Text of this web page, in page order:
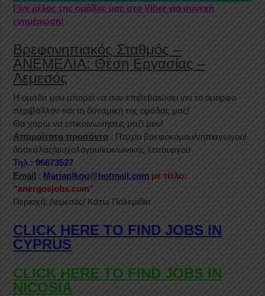
Γίνε μέλος της ομάδας μας στο Viber για συνεχή
ενημέρωση!
Βρεφονηπιακός Σταθμός –
ΑΝΕΜΕΛΙΑ: Θέση Εργασίας –
Λεμεσός
Η ομάδα μου μπορεί να σου επιβεβαιώσει για το όμορφο
περιβάλλον και τη δυναμική της ομάδας μας!
Θα χαρώ να επικοινωνήσεις μαζί μου!
Απαραίτητα προσόντα : Πτυχίο βρεφοκόμου/νηπιαγωγού/
δασκάλας/ψυχολόγου/κοινωνικής λειτουργού
Τηλ.: 96673527
Email : Mariaplkou@hotmail.com με τίτλο:
“anergosjobs.com”
Περιοχή: Λεμεσός/ Κάτω Πολεμίδια
CLICK HERE TO FIND JOBS IN
CYPRUS
CLICK HERE TO FIND JOBS IN
NICOSIA